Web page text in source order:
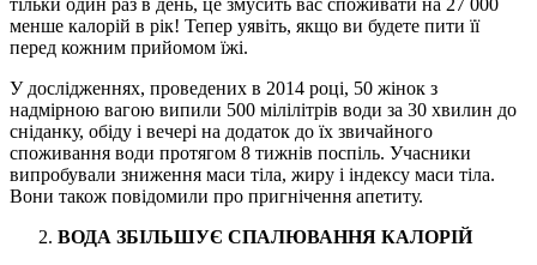
менше калорій в рік! Тепер уявіть, якщо ви будете пити її
перед кожним прийомом їжі.
У дослідженнях, проведених в 2014 році, 50 жінок з
надмірною вагою випили 500 мілілітрів води за 30 хвилин до
сніданку, обіду і вечері на додаток до їх звичайного
споживання води протягом 8 тижнів поспіль. Учасники
випробували зниження маси тіла, жиру і індексу маси тіла.
Вони також повідомили про пригнічення апетиту.
ВОДА ЗБІЛЬШУЄ СПАЛЮВАННЯ КАЛОРІЙ